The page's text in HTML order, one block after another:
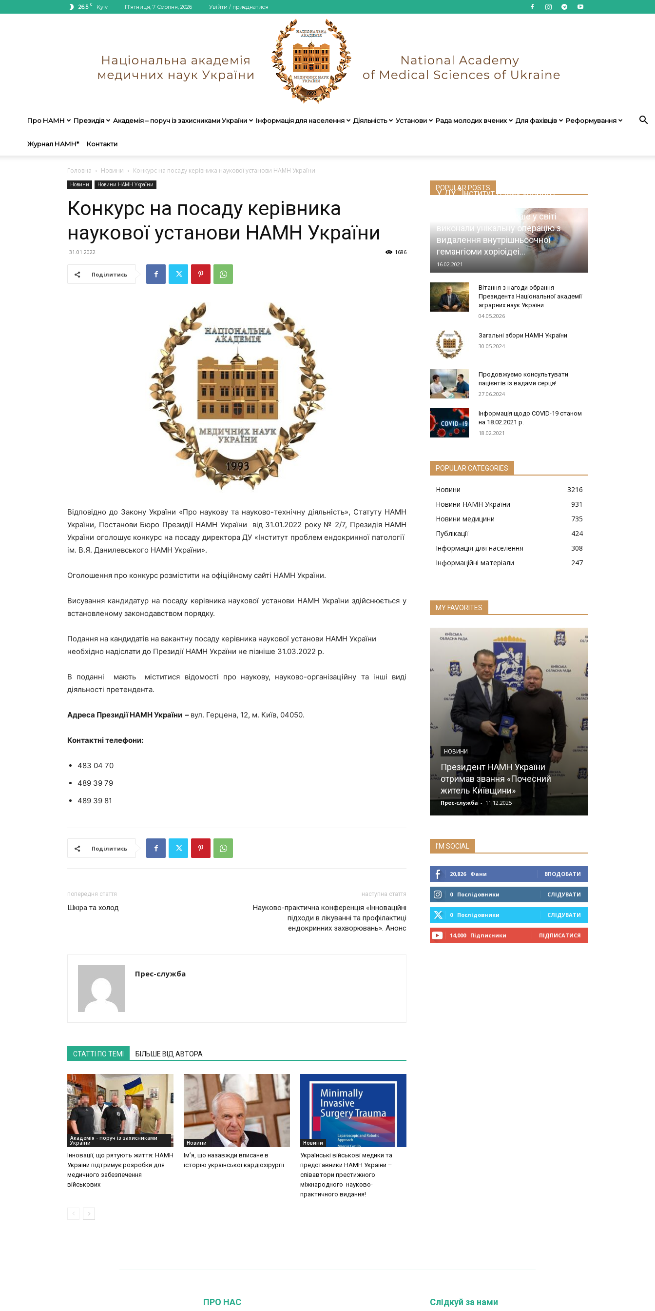
26.5 C Kyiv П’ятниця, 7 Серпня, 2026 Увійти / приєднатися
України
Про НАМН Президія Академія – поруч із захисниками України Інформація для населення Діяльність Установи Рада молодих вчених Для фахівців Реформування
Журнал НАМН* Контакти
Головна Новини Конкурс на посаду керівника наукової установи НАМН України
Новини Новини НАМН України
Конкурс на посаду керівника
наукової установи НАМН України
31.01.2022 1686
Поділитись
Відповідно до Закону України «Про наукову та науково-технічну діяльність», Статуту НАМН
України, Постанови Бюро Президії НАМН України від 31.01.2022 року № 2/7, Президія НАМН
України оголошує конкурс на посаду директора ДУ «Інститут проблем ендокринної патології
ім. В.Я. Данилевського НАМН України».
Оголошення про конкурс розмістити на офіційному сайті НАМН України.
Висування кандидатур на посаду керівника наукової установи НАМН України здійснюється у
встановленому законодавством порядку.
Подання на кандидатів на вакантну посаду керівника наукової установи НАМН України
необхідно надіслати до Президії НАМН України не пізніше 31.03.2022 р.
В поданні мають міститися відомості про наукову, науково-організаційну та інші виді
діяльності претендента.
Адреса Президії НАМН України – вул. Герцена, 12, м. Київ, 04050.
Контактні телефони:
483 04 70
489 39 79
489 39 81
Поділитись
попередня стаття
Шкіра та холод
наступна стаття
Науково-практична конференція «Інноваційні
підходи в лікуванні та профілактиці
ендокринних захворювань». Анонс
Прес-служба
СТАТТІ ПО ТЕМІ БІЛЬШЕ ВІД АВТОРА
Академія - поруч із захисниками
України
Інновації, що рятують життя: НАМН
України підтримує розробки для
медичного забезпечення
військових
Новини
Ім’я, що назавжди вписане в
історію української кардіохірургії
Новини
Українські військові медики та
представники НАМН України –
співавтори престижного
міжнародного науково-
практичного видання!
POPULAR POSTS
У ДУ “Інститут очних хвороб і
НАМН України” вперше у світі
виконали унікальну операцію з
видалення внутрішньоочної
гемангіоми хоріоідеі...
16.02.2021
Вітання з нагоди обрання
Президента Національної академії
аграрних наук України
04.05.2026
Загальні збори НАМН України
30.05.2024
Продовжуємо консультувати
пацієнтів із вадами серця!
27.06.2024
Інформація щодо COVID-19 станом
на 18.02.2021 р.
18.02.2021
POPULAR CATEGORIES
Новини
3216
Новини НАМН України
931
Новини медицини
735
Публікації
424
Інформація для населення
308
Інформаційні матеріали
247
MY FAVORITES
НОВИНИ
Президент НАМН України
отримав звання «Почесний
житель Київщини»
Прес-служба - 11.12.2025
I'M SOCIAL
20,826 Фани ВПОДОБАТИ
0 Послідовники СЛІДУВАТИ
0 Послідовники СЛІДУВАТИ
14,000 Підписники ПІДПИСАТИСЯ
ПРО НАС Слідкуй за нами